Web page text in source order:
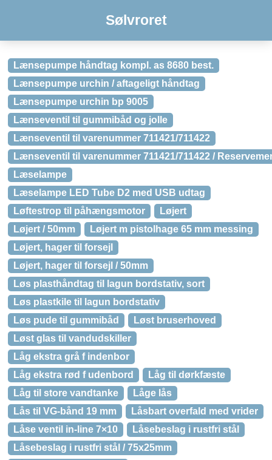
Sølvroret
Lænsepumpe håndtag kompl. as 8680 best.
Lænsepumpe urchin / aftageligt håndtag
Lænsepumpe urchin bp 9005
Lænseventil til gummibåd og jolle
Lænseventil til varenummer 711421/711422
Lænseventil til varenummer 711421/711422 /
Læselampe
Læselampe LED Tube D2 med USB udtag
Løftestrop til påhængsmotor
Løjert
Løjert / 50mm
Løjert m pistolhage 65 mm messing
Løjert, hager til forsejl
Løjert, hager til forsejl / 50mm
Løs plasthåndtag til lagun bordstativ, sort
Løs plastkile til lagun bordstativ
Løs pude til gummibåd
Løst bruserhoved
Løst glas til vandudskiller
Låg ekstra grå f indenbor
Låg ekstra rød f udenbord
Låg til dørkfæste
Låg til store vandtanke
Låge lås
Lås til VG-bånd 19 mm
Låsbart overfald med vrider
Låse ventil in-line 7×10
Låsebeslag i rustfri stål
Låsebeslag i rustfri stål / 75x25mm